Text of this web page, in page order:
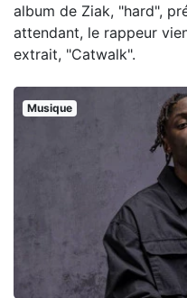
album de Ziak, "hard",
attendant, le rappeur
extrait, "Catwalk".
Musique